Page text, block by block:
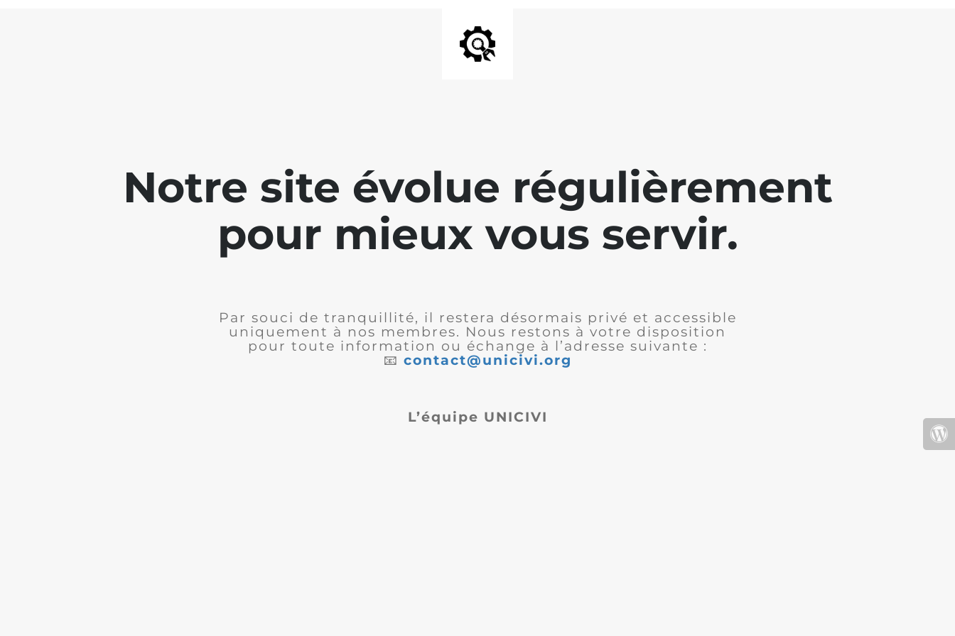
Notre site évolue régulièrement
pour mieux vous servir.
Par souci de tranquillité, il restera désormais privé et accessible
uniquement à nos membres. Nous restons à votre disposition
pour toute information ou échange à l’adresse suivante :
📧 contact@unicivi.org
L’équipe UNICIVI